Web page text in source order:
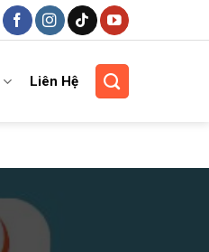
Liên Hệ